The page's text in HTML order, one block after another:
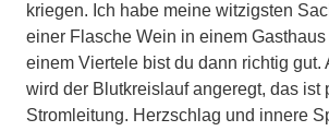
kriegen. Ich habe meine witzigsten
einer Flasche Wein in einem
einem Viertele bist du dann richtig gut.
wird der Blutkreislauf angeregt, das ist
Stromleitung. Herzschlag und innere